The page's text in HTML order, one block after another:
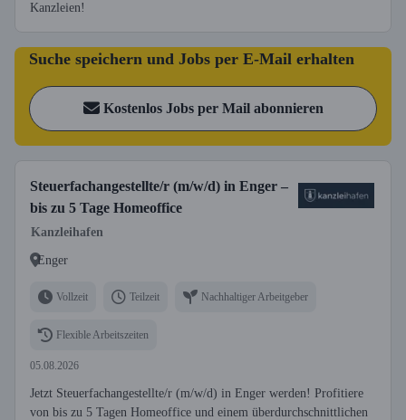
Kanzleien!
Suche speichern und Jobs per E-Mail erhalten
Kostenlos Jobs per Mail abonnieren
Steuerfachangestellte/r (m/w/d) in Enger –
bis zu 5 Tage Homeoffice
Kanzleihafen
Enger
Vollzeit Teilzeit Nachhaltiger Arbeitgeber
Flexible Arbeitszeiten
05.08.2026
Jetzt Steuerfachangestellte/r (m/w/d) in Enger werden! Profitiere
von bis zu 5 Tagen Homeoffice und einem überdurchschnittlichen